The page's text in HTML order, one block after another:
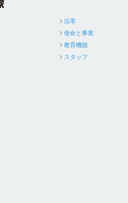
沿革
使命と事業
教育機能
スタッフ